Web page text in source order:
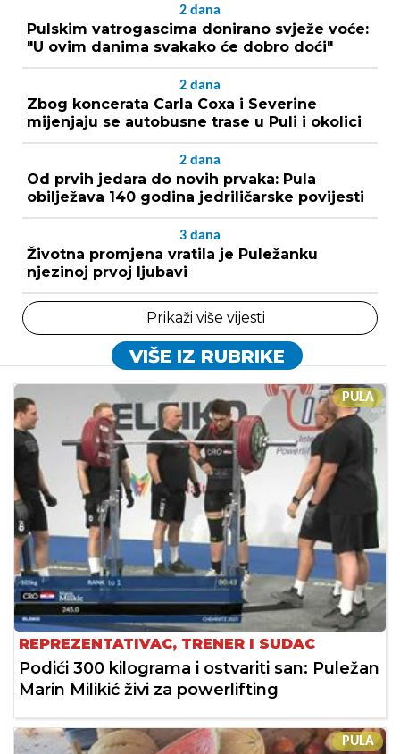
2 dana
Pulskim vatrogascima donirano svježe voće:
"U ovim danima svakako će dobro doći"
2 dana
Zbog koncerata Carla Coxa i Severine
mijenjaju se autobusne trase u Puli i okolici
2 dana
Od prvih jedara do novih prvaka: Pula
obilježava 140 godina jedriličarske povijesti
3 dana
Životna promjena vratila je Puležanku
njezinoj prvoj ljubavi
Prikaži više vijesti
VIŠE IZ RUBRIKE
PULA
REPREZENTATIVAC, TRENER I SUDAC
Podići 300 kilograma i ostvariti san: Puležan
Marin Milikić živi za powerlifting
PULA